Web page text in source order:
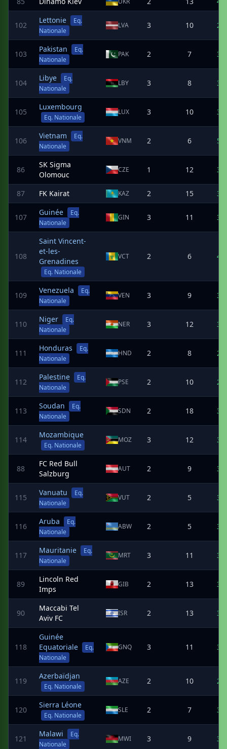
102
Lettonie
Eq.
Nationale
LVA 3 10 2
103
Pakistan
Eq.
Nationale
PAK 2 7 3
104
Libye
Eq.
Nationale
LBY 3 8 3
105
Luxembourg
Eq. Nationale
LUX 3 10 3
106
Vietnam
Eq.
Nationale
VNM 2 6 5
86
SK Sigma
Olomouc
CZE 1 12 3
87 FK Kairat KAZ 2 15 3
107
Guinée
Eq.
Nationale
GIN 3 11 3
108
Saint Vincent-
et-les-
Grenadines
Eq. Nationale
VCT 2 6 4
109
Venezuela
Eq.
Nationale
VEN 3 9 3
110
Niger
Eq.
Nationale
NER 3 12 3
111
Honduras
Eq.
Nationale
HND 2 8 2
112
Palestine
Eq.
Nationale
PSE 2 10 2
113
Soudan
Eq.
Nationale
SDN 2 18 3
114
Mozambique
Eq. Nationale
MOZ 3 12 3
88
FC Red Bull
Salzburg
AUT 2 9 3
115
Vanuatu
Eq.
Nationale
VUT 2 5 3
116
Aruba
Eq.
Nationale
ABW 2 5 3
117
Mauritanie
Eq.
Nationale
MRT 3 11 3
89
Lincoln Red
Imps
GIB 2 13 3
90
Maccabi Tel
Aviv FC
ISR 2 13 3
118
Guinée
Equatoriale
Eq.
Nationale
GNQ 3 11 3
119
Azerbaïdjan
Eq. Nationale
AZE 2 10 2
120
Sierra Léone
Eq. Nationale
SLE 2 7 3
121
Malawi
Eq.
Nationale
MWI 3 9 3